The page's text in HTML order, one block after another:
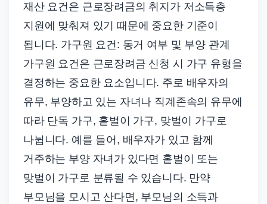
재산 요건은 근로장려금의 취지가 저소득층
지원에 맞춰져 있기 때문에 중요한 기준이
됩니다. 가구원 요건: 동거 여부 및 부양 관계
가구원 요건은 근로장려금 신청 시 가구 유형을
결정하는 중요한 요소입니다. 주로 배우자의
유무, 부양하고 있는 자녀나 직계존속의 유무에
따라 단독 가구, 홑벌이 가구, 맞벌이 가구로
나뉩니다. 예를 들어, 배우자가 있고 함께
거주하는 부양 자녀가 있다면 홑벌이 또는
맞벌이 가구로 분류될 수 있습니다. 만약
부모님을 모시고 산다면, 부모님의 소득과